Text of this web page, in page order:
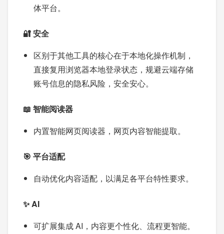
体平台。
🔐 安全
区别于其他工具的核心在于本地化操作机制，
直接复用浏览器本地登录状态，规避云端存储
账号信息的隐私风险，安全安心。
📖 智能阅读器
内置智能网页阅读器，网页内容智能提取。
🎯 平台适配
自动优化内容适配，以满足各平台特性要求。
✨ AI
可扩展集成 AI，内容更个性化、流程更智能。